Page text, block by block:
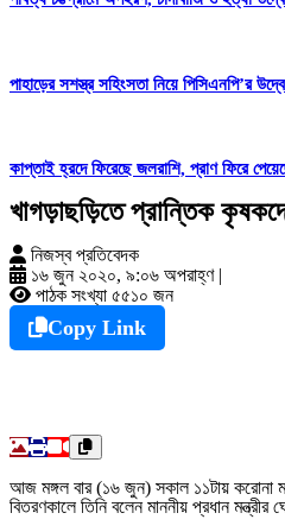
পাহাড়ের সশস্ত্র সহিংসতা নিয়ে পিসিএনপি’র
কাপ্তাই হ্রদে ফিরেছে জলরাশি, প্রাণ ফিরে
খাগড়াছড়িতে প্রান্তিক
নিজস্ব প্রতিবেদক
১৬ জুন ২০২০, ৯:০৬ অপরাহ্ণ |
পাঠক সংখ্যা ৫৫১০ জন
Copy Link
আজ মঙ্গল বার (১৬ জুন) সকাল ১১টায় করোনা
বিতরণকালে তিনি বলেন মাননীয় প্রধান